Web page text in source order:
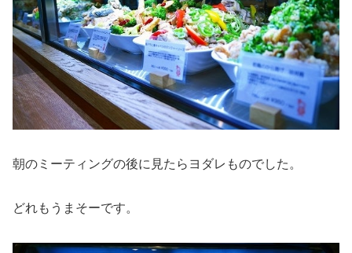
朝のミーティングの後に見たらヨダレものでした。
どれもうまそーです。